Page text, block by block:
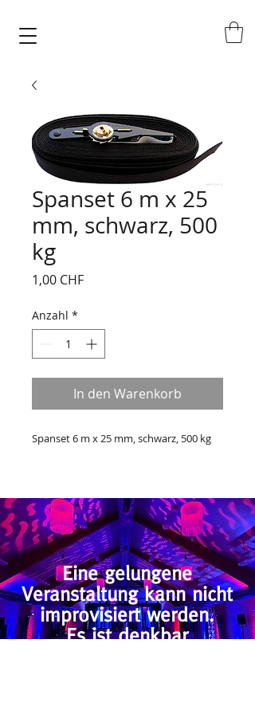
Spanset 6 m x 25
mm, schwarz, 500
kg
1,00 CHFPreis
Anzahl *
In den Warenkorb
Spanset 6 m x 25 mm, schwarz, 500 kg
Eine gelungene
Veranstaltung kann nicht
improvisiert werden.
Es ist denkbar